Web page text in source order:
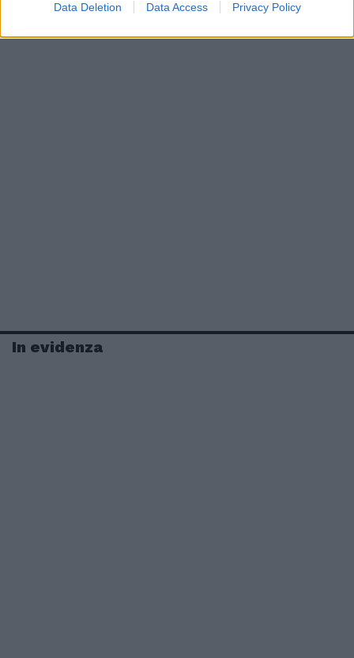
Data Deletion Data Access Privacy Policy
In evidenza